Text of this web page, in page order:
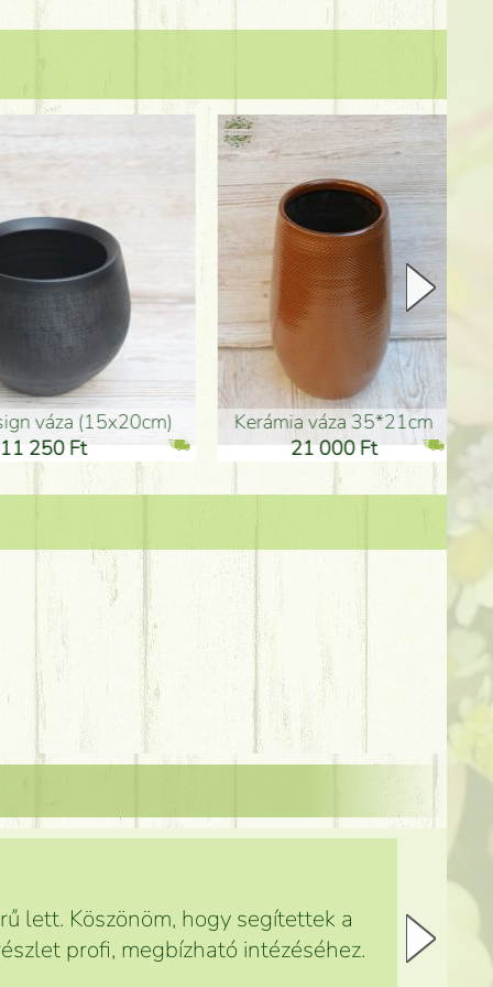
Kerámia váza 35*21cm
21 000 Ft
ballagó fiú fa betűző
1 300 Ft
lett. Köszönöm, hogy segítettek a
profi, megbízható intézéséhez.